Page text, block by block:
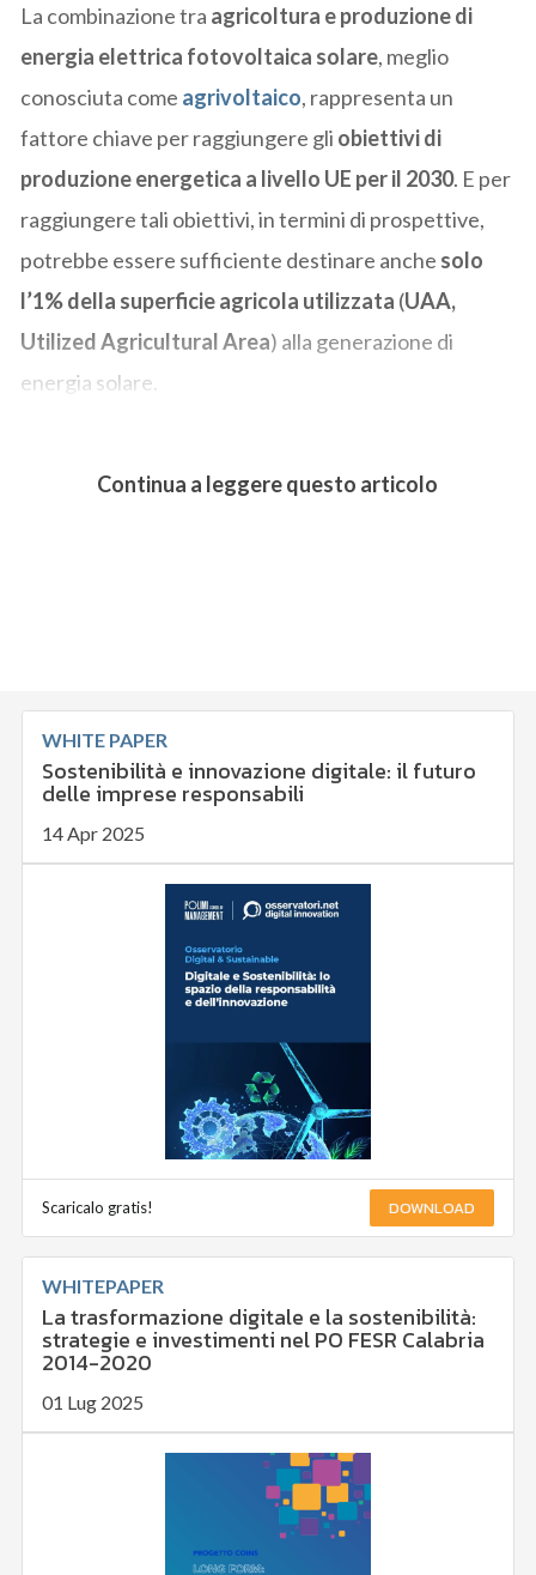
La combinazione tra agricoltura e produzione di
energia elettrica fotovoltaica solare, meglio
conosciuta come agrivoltaico, rappresenta un
fattore chiave per raggiungere gli obiettivi di
produzione energetica a livello UE per il 2030. E per
raggiungere tali obiettivi, in termini di prospettive,
potrebbe essere sufficiente destinare anche solo
l’1% della superficie agricola utilizzata (UAA,
Utilized Agricultural Area) alla generazione di
energia solare.
Continua a leggere questo articolo
WHITE PAPER
Sostenibilità e innovazione digitale: il futuro
delle imprese responsabili
14 Apr 2025
Scaricalo gratis! DOWNLOAD
WHITEPAPER
La trasformazione digitale e la sostenibilità:
strategie e investimenti nel PO FESR Calabria
2014-2020
01 Lug 2025